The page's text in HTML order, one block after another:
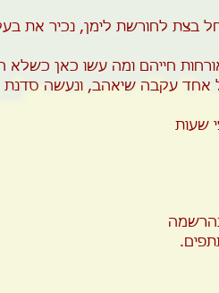
בצת לחורשת לימן, נכיר את
חייהם ומה עשו כאן כשלא
אחד עקבה שיאהב, ונעשה סדנת
שעות